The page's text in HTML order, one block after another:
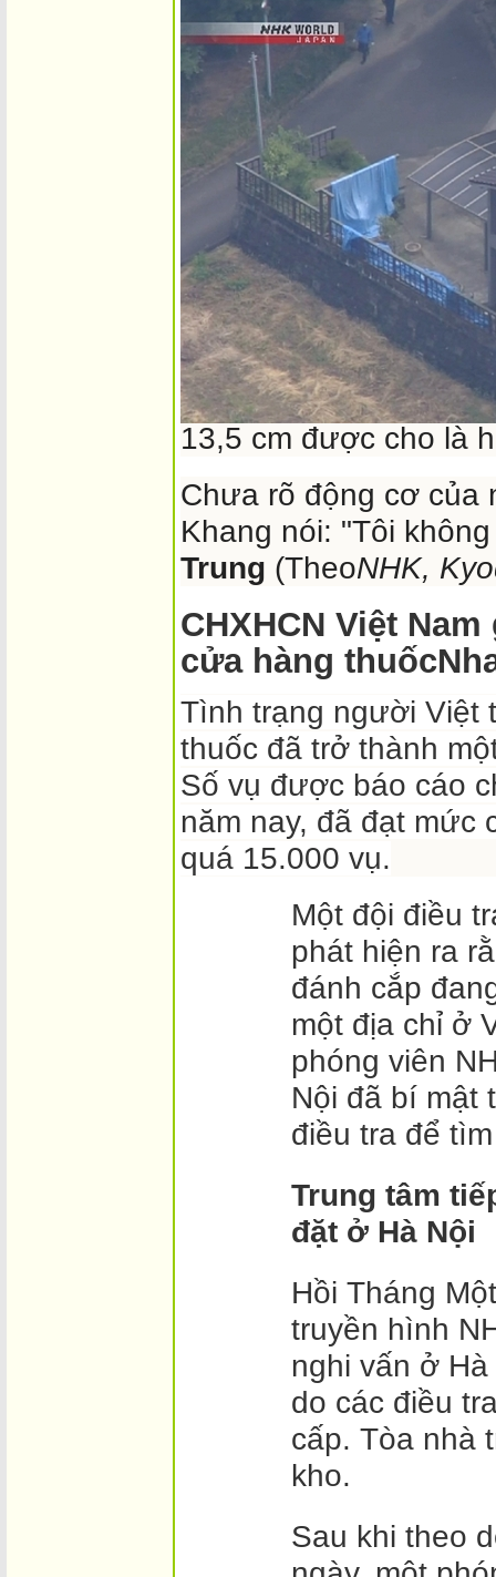
Hiện trường
" style="margin:
box-sizing:
optimizelegibility;
table; -webkit-box-
background:
Hiện trường nơi xảy ra vụ án. Ảnh:NHK
Khang là thực tập
cùng một số thực tập
nhân. Cảnh sát đã
13,5 cm được cho là
Chưa rõ động cơ của
Khang nói: "Tôi
Trung (TheoNHK,
CHXHCN Việt Nam
cửa hàng thuốcNh
Tình trạng người Việt
thuốc đã trở thành
Số vụ được báo cáo
năm nay, đã đạt mức
quá 15.000 vụ.
Một đội điều
phát hiện ra
đánh cắp
một địa chỉ ở
phóng viên
Nội đã bí mật
điều tra để
Trung tâm
đặt ở Hà Nội
Hồi Tháng
truyền hình
nghi vấn ở
do các điều
cấp. Tòa nhà
kho.
Sau khi theo